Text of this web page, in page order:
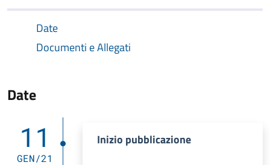
Date
Documenti e Allegati
Date
11
GEN/21
Inizio pubblicazione